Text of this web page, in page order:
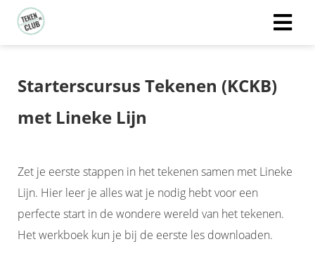
Starterscursus Tekenen (KCKB)
met Lineke Lijn
Zet je eerste stappen in het tekenen samen met Lineke
Lijn. Hier leer je alles wat je nodig hebt voor een
perfecte start in de wondere wereld van het tekenen.
Het werkboek kun je bij de eerste les downloaden.